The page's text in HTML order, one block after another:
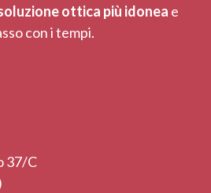
ottica più idonea e
con i tempi.
37/C